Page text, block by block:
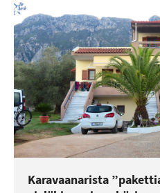
Karavaanarista